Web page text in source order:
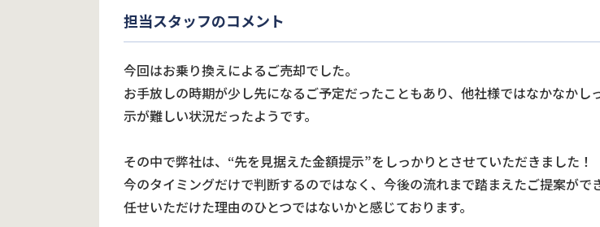
担当スタッフのコメント
今回はお乗り換えによるご売却でした。
お手放しの時期が少し先になるご予定だったこともあり、他社様ではなかなかし
示が難しい状況だったようです。
その中で弊社は、“先を見据えた金額提示”をしっかりとさせていただきました！
今のタイミングだけで判断するのではなく、今後の流れまで踏まえたご提案がで
任せいただけた理由のひとつではないかと感じております。